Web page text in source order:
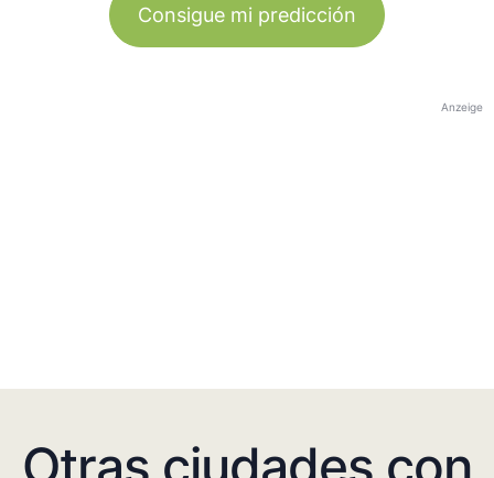
Consigue mi predicción
Anzeige
Otras ciudades con